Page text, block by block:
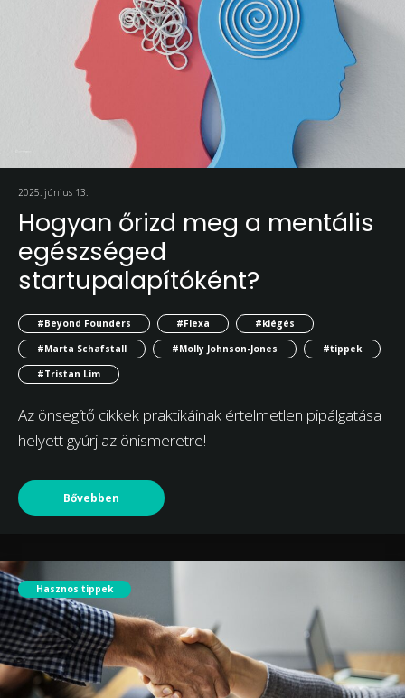
2025. június 13.
Hogyan őrizd meg a mentális
egészséged
startupalapítóként?
#Beyond Founders #Flexa
#kiégés
#Marta Schafstall
#Molly Johnson-Jones
#tippek
#Tristan Lim
Az önsegítő cikkek praktikáinak értelmetlen pipálgatása
helyett gyúrj az önismeretre!
Bővebben
Hasznos tippek